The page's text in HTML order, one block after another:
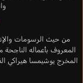
المخرج يوشيمسا هيراكي